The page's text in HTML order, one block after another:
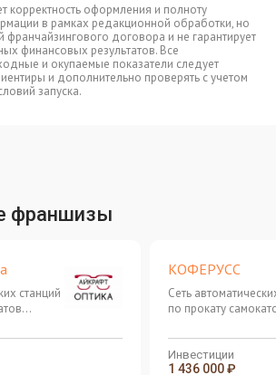
корректность оформления и полноту
в рамках редакционной обработки, но
франчайзингового договора и не гарантирует
финансовых результатов. Все
и окупаемые показатели следует
и дополнительно проверять с учетом
запуска.
франшизы
станций
для
году
КОФЕРУСС
Сеть
по прокату
квот на покупку
запуска сетей в
Инвестиции
1 436 000 ₽